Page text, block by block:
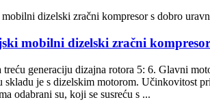
mobilni dizelski zračni
generaciju dizajna rotora 5: 6. Glavni
skladu je s dizelskim motorom. Učinkovitost
odabrani su, koji se susreću s ...